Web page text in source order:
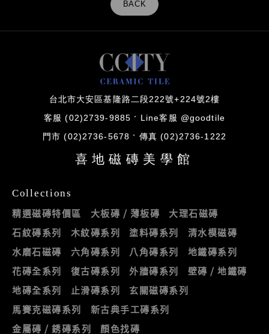
BACK
台北市大安區基隆路二段222號+224號2樓
客服 (02)2739-9885 Line客服 @goodtile
門市 (02)2736-5678 傳真 (02)2736-1222
喜地磁磚美學館
Collections
精選磁磚特價區 大板磚 / 薄板磚
大理石磁磚
石紋磚系列
木紋磚系列 塗料磚系列
清水模磁磚
水磨石磁磚
六角磚系列 八角磚系列
地鐵磚系列
花磚全系列
復古磚系列 外牆磚系列
壁磚 / 地鐵磚
地磚全系列
止滑磚系列
玄關磁磚系列
馬賽克磁磚系列
新古典手工磚系列
金屬磚 / 銹磚系列
顏色找磚